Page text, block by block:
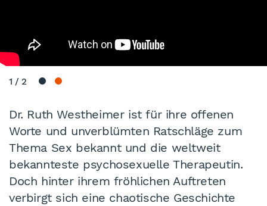
1 /2
Dr. Ruth Westheimer ist für ihre offenen
Worte und unverblümten Ratschläge zum
Thema Sex bekannt und die weltweit
bekannteste psychosexuelle Therapeutin.
Doch hinter ihrem fröhlichen Auftreten
verbirgt sich eine chaotische Geschichte